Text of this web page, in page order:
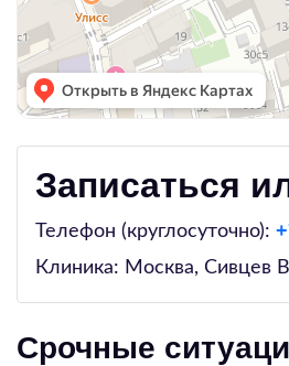
Записаться
Телефон (круглосуточно):
Клиника: Москва, Сивцев
Срочные